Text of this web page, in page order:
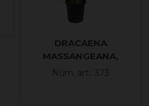
DRACAENA
MASSANGEANA,
150.120.90.60.30 M30
Núm. art.: 373